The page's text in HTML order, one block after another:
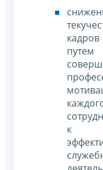
кадров
путем
к